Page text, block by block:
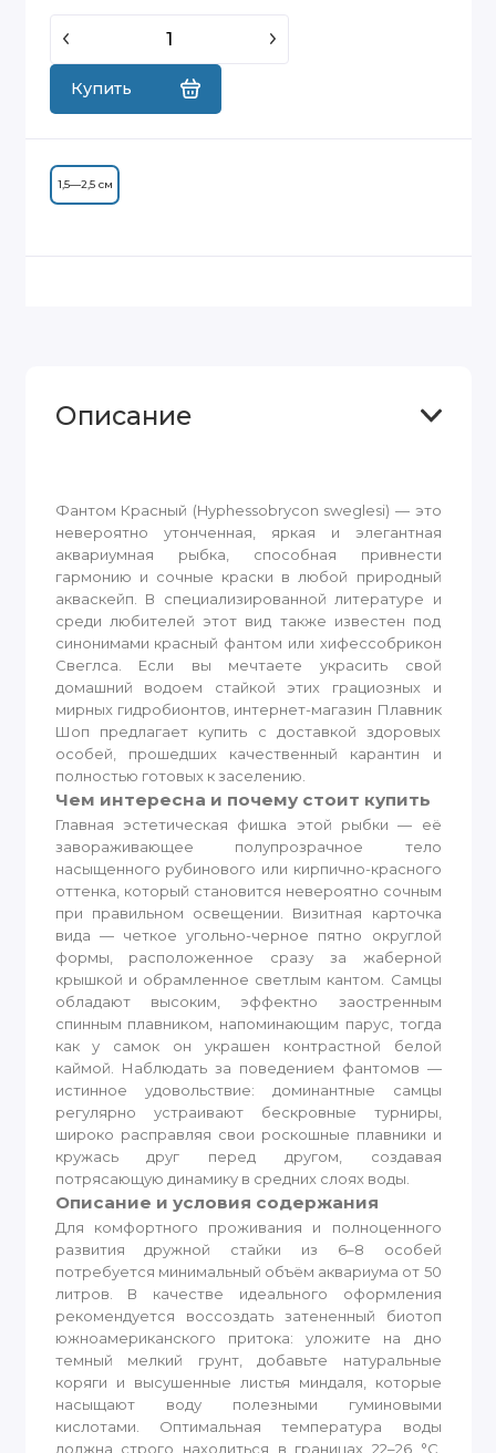
Купить
1,5—2,5 см
Описание
Фантом Красный (Hyphessobrycon sweglesi) — это
невероятно утонченная, яркая и элегантная
аквариумная рыбка, способная привнести
гармонию и сочные краски в любой природный
акваскейп. В специализированной литературе и
среди любителей этот вид также известен под
синонимами красный фантом или хифессобрикон
Свеглса. Если вы мечтаете украсить свой
домашний водоем стайкой этих грациозных и
мирных гидробионтов, интернет-магазин Плавник
Шоп предлагает купить с доставкой здоровых
особей, прошедших качественный карантин и
полностью готовых к заселению.
Чем интересна и почему стоит купить
Главная эстетическая фишка этой рыбки — её
завораживающее полупрозрачное тело
насыщенного рубинового или кирпично-красного
оттенка, который становится невероятно сочным
при правильном освещении. Визитная карточка
вида — четкое угольно-черное пятно округлой
формы, расположенное сразу за жаберной
крышкой и обрамленное светлым кантом. Самцы
обладают высоким, эффектно заостренным
спинным плавником, напоминающим парус, тогда
как у самок он украшен контрастной белой
каймой. Наблюдать за поведением фантомов —
истинное удовольствие: доминантные самцы
регулярно устраивают бескровные турниры,
широко расправляя свои роскошные плавники и
кружась друг перед другом, создавая
потрясающую динамику в средних слоях воды.
Описание и условия содержания
Для комфортного проживания и полноценного
развития дружной стайки из 6–8 особей
потребуется минимальный объём аквариума от 50
литров. В качестве идеального оформления
рекомендуется воссоздать затененный биотоп
южноамериканского притока: уложите на дно
темный мелкий грунт, добавьте натуральные
коряги и высушенные листья миндаля, которые
насыщают воду полезными гуминовыми
кислотами. Оптимальная температура воды
должна строго находиться в границах 22–26 °C,